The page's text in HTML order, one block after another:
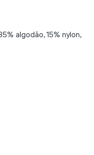
algodão, 15% nylon,